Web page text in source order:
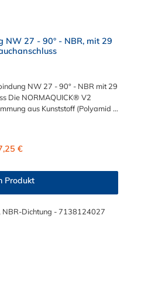
NW 27 - 90° - NBR, mit 29
NW 27 - 90° - NBR mit 29
Die NORMAQUICK® V2
aus Kunststoff (Polyamid 6
als auch Leitung mit Aggregat:
Ölkühlerleitungen,
Diese NORMAQUICK® V2
eine 90° Neigung.
Preis:
€
Produkt